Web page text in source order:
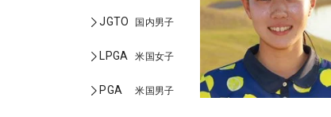
JGTO 国内男子
LPGA 米国女子
PGA 米国男子